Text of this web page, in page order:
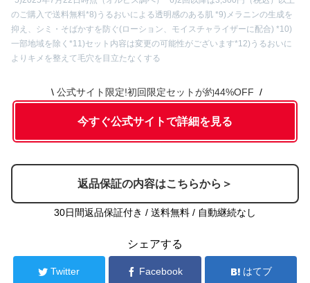
のご購入で送料無料*8)うるおいによる透明感のある肌 *9)メラニンの生成を
抑え、シミ・そばかすを防ぐ(ローション、モイスチャライザーに配合) *10)
一部地域を除く *11)セット内容は変更の可能性がございます*12)うるおいに
よりキメを整えて毛穴を目立たなくする
公式サイト限定!初回限定セットが約44%OFF
今すぐ公式サイトで詳細を見る
返品保証の内容はこちらから＞
30日間返品保証付き / 送料無料 / 自動継続なし
シェアする
Twitter Facebook はてブ